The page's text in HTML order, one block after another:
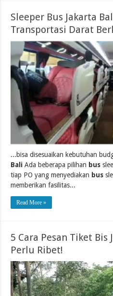
Sleeper Bus Jakarta
Transportasi Darat
...bisa disesuaikan kebutuhan
Bali Ada beberapa pilihan bus
tiap PO yang menyediakan bus
memberikan fasilitas...
Read More »
5 Cara Pesan Tiket Bis
Perlu Ribet!